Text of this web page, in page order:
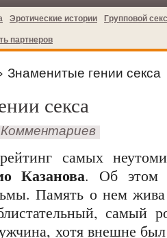
Эротические истории Групповой секс
партнеров
Знаменитые гении секса
секса
самых
Казанова. Об этом
Память о нем
самый
хотя внешне был